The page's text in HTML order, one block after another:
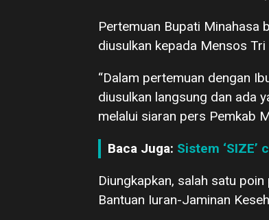
Pertemuan Bupati Minahasa
diusulkan kepada Mensos Tri
“Dalam pertemuan dengan
diusulkan langsung dan ada
melalui siaran pers Pemkab
Baca Juga: Sistem
Diungkapkan, salah satu
Bantuan Iuran-Jaminan